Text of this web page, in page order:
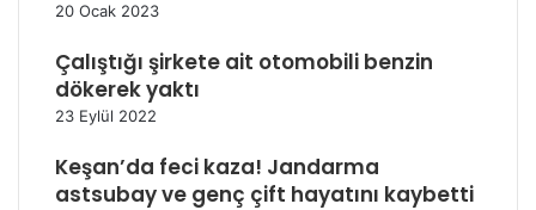
20 Ocak 2023
Çalıştığı şirkete ait otomobili benzin
dökerek yaktı
23 Eylül 2022
Keşan’da feci kaza! Jandarma
astsubay ve genç çift hayatını kaybetti